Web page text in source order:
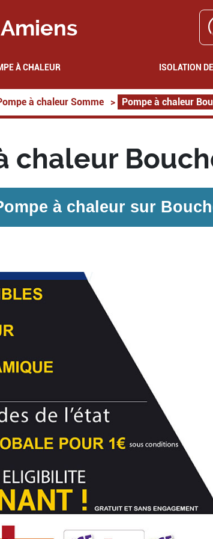
À CHALEUR ISOLATION
à chaleur Somme > Pompe à chaleur
chaleur
à chaleur sur